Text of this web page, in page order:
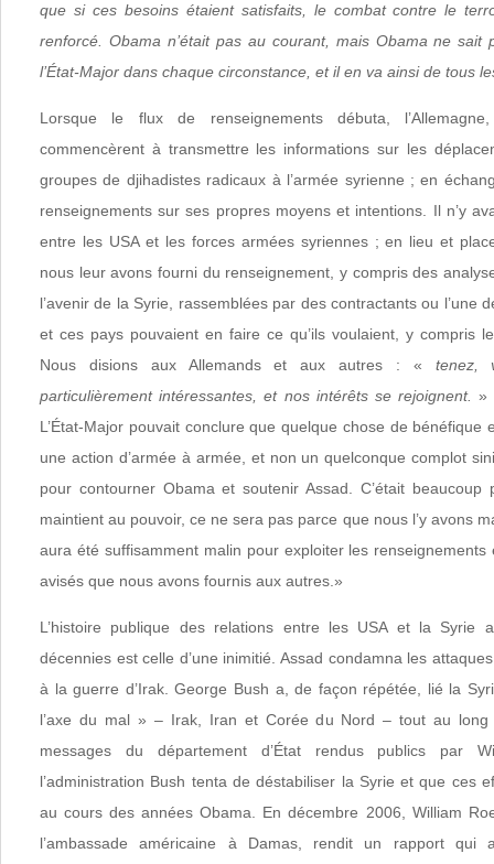
que si ces besoins étaient satisfaits, le combat contre le
renforcé. Obama n’était pas au courant, mais Obama ne sait
l’État-Major dans chaque circonstance, et il en va ainsi de tous
Lorsque le flux de renseignements débuta,
commencèrent à transmettre les informations sur les
groupes de djihadistes radicaux à l’armée syrienne ; en
renseignements sur ses propres moyens et intentions. Il n’y
entre les USA et les forces armées syriennes ; en lieu et
nous leur avons fourni du renseignement, y compris des
l’avenir de la Syrie, rassemblées par des contractants ou l’une
et ces pays pouvaient en faire ce qu’ils voulaient, y compris
Nous disions aux Allemands et aux autres : « tenez,
particulièrement intéressantes, et nos intérêts se rejoignent. »
L’État-Major pouvait conclure que quelque chose de bénéfique
une action d’armée à armée, et non un quelconque complot
pour contourner Obama et soutenir Assad. C’était beaucoup
maintient au pouvoir, ce ne sera pas parce que nous l’y avons
aura été suffisamment malin pour exploiter les renseignements
avisés que nous avons fournis aux autres.»
L’histoire publique des relations entre les USA et la Syrie
décennies est celle d’une inimitié. Assad condamna les
à la guerre d’Irak. George Bush a, de façon répétée, lié la
l’axe du mal » – Irak, Iran et Corée du Nord – tout au long
messages du département d’État rendus publics par
l’administration Bush tenta de déstabiliser la Syrie et que ces
au cours des années Obama. En décembre 2006, William
l’ambassade américaine à Damas, rendit un rapport qui